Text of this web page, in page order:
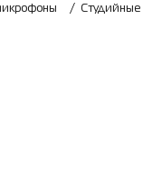
БЛОГ / Студийные